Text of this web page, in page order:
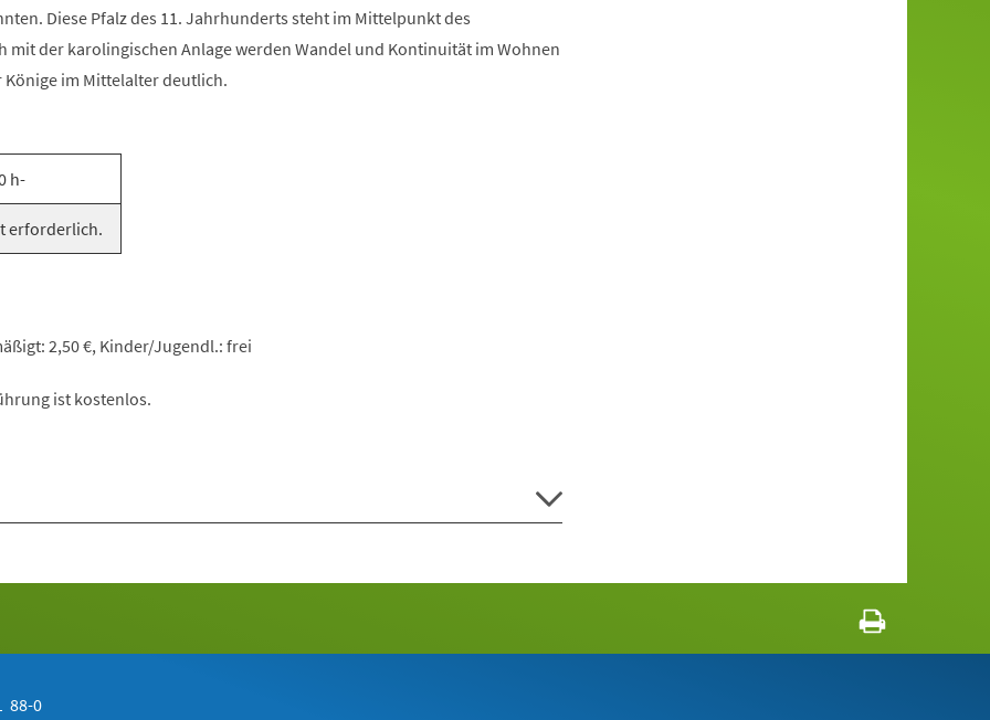
Diese Pfalz des 11. Jahrhunderts steht im Mittelpunkt des
mit der karolingischen Anlage werden Wandel und Kontinuität im Wohnen
im Mittelalter deutlich.
h-
erforderlich.
2,50 €, Kinder/Jugendl.: frei
ist kostenlos.
88-0